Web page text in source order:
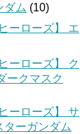
ダム (10)
ーローズ】 エ
ーローズ】 ク
ークマスク
ーローズ】 サ
ターガンダム